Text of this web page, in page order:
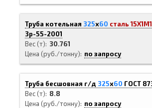
Труба котельная 325х60 сталь
3р-55-2001
Вес (т)
30.761
Цена (руб./тонну)
по запросу
Труба бесшовная г/д 325х60 ГОСТ
Вес (т)
8.8
Цена (руб./тонну)
по запросу